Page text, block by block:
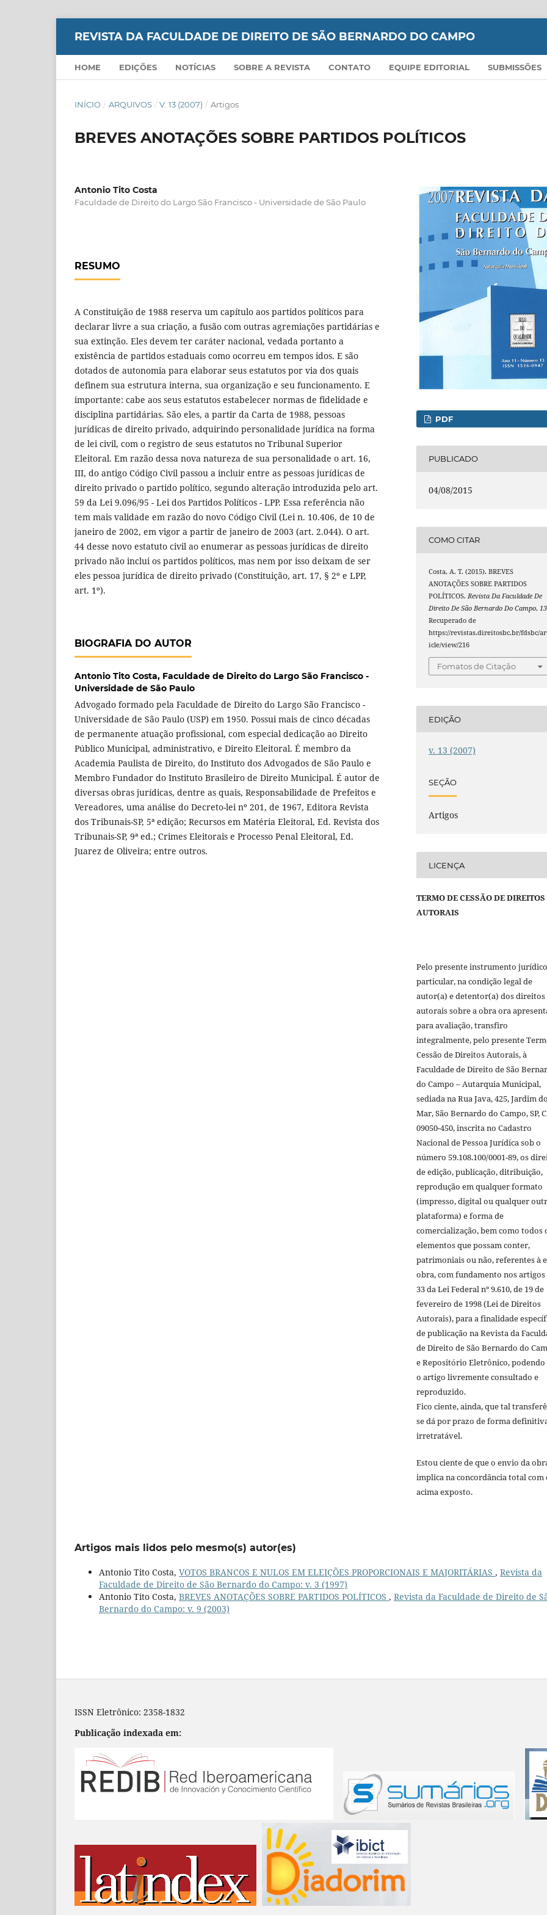
REVISTA DA FACULDADE DE DIREITO DE SÃO BERNARDO DO CAMPO
HOME EDIÇÕES NOTÍCIAS SOBRE A REVISTA CONTATO EQUIPE EDITORIAL SUBMISSÕES
INÍCIO / ARQUIVOS / V. 13 (2007) / Artigos
BREVES ANOTAÇÕES SOBRE PARTIDOS POLÍTICOS
Antonio Tito Costa
Faculdade de Direito do Largo São Francisco - Universidade de São Paulo
RESUMO
A Constituição de 1988 reserva um capítulo aos partidos políticos para
declarar livre a sua criação, a fusão com outras agremiações partidárias e
sua extinção. Eles devem ter caráter nacional, vedada portanto a
existência de partidos estaduais como ocorreu em tempos idos. E são
dotados de autonomia para elaborar seus estatutos por via dos quais
definem sua estrutura interna, sua organização e seu funcionamento. E
importante: cabe aos seus estatutos estabelecer normas de fidelidade e
disciplina partidárias. São eles, a partir da Carta de 1988, pessoas
jurídicas de direito privado, adquirindo personalidade jurídica na forma
de lei civil, com o registro de seus estatutos no Tribunal Superior
Eleitoral. Em razão dessa nova natureza de sua personalidade o art. 16,
III, do antigo Código Civil passou a incluir entre as pessoas jurídicas de
direito privado o partido político, segundo alteração introduzida pelo art.
59 da Lei 9.096/95 - Lei dos Partidos Políticos - LPP. Essa referência não
tem mais validade em razão do novo Código Civil (Lei n. 10.406, de 10 de
janeiro de 2002, em vigor a partir de janeiro de 2003 (art. 2.044). O art.
44 desse novo estatuto civil ao enumerar as pessoas jurídicas de direito
privado não inclui os partidos políticos, mas nem por isso deixam de ser
eles pessoa jurídica de direito privado (Constituição, art. 17, § 2º e LPP,
art. 1º).
BIOGRAFIA DO AUTOR
Antonio Tito Costa, Faculdade de Direito do Largo São Francisco -
Universidade de São Paulo
Advogado formado pela Faculdade de Direito do Largo São Francisco -
Universidade de São Paulo (USP) em 1950. Possui mais de cinco décadas
de permanente atuação profissional, com especial dedicação ao Direito
Público Municipal, administrativo, e Direito Eleitoral. É membro da
Academia Paulista de Direito, do Instituto dos Advogados de São Paulo e
Membro Fundador do Instituto Brasileiro de Direito Municipal. É autor de
diversas obras jurídicas, dentre as quais, Responsabilidade de Prefeitos e
Vereadores, uma análise do Decreto-lei nº 201, de 1967, Editora Revista
dos Tribunais-SP, 5ª edição; Recursos em Matéria Eleitoral, Ed. Revista dos
Tribunais-SP, 9ª ed.; Crimes Eleitorais e Processo Penal Eleitoral, Ed.
Juarez de Oliveira; entre outros.
PDF
PUBLICADO
04/08/2015
COMO CITAR
Costa, A. T. (2015). BREVES
ANOTAÇÕES SOBRE PARTIDOS
POLÍTICOS.Revista Da Faculdade De
Direito De São Bernardo Do Campo,13
Recuperado de
https://revistas.direitosbc.br/fdsbc/
icle/view/216
Fomatos de Citação
EDIÇÃO
v. 13 (2007)
SEÇÃO
Artigos
LICENÇA
TERMO DE CESSÃO DE DIREITOS
AUTORAIS
Pelo presente instrumento jurídico
particular, na condição legal de
autor(a) e detentor(a) dos direitos
autorais sobre a obra ora
para avaliação, transfiro
integralmente, pelo presente
Cessão de Direitos Autorais, à
Faculdade de Direito de São
do Campo – Autarquia Municipal,
sediada na Rua Java, 425, Jardim do
Mar, São Bernardo do Campo, SP,
09050-450, inscrita no Cadastro
Nacional de Pessoa Jurídica sob o
número 59.108.100/0001-89, os
de edição, publicação, ditribuição,
reprodução em qualquer formato
(impresso, digital ou qualquer
plataforma) e forma de
comercialização, bem como todos
elementos que possam conter,
patrimoniais ou não, referentes à
obra, com fundamento nos artigos
33 da Lei Federal nº 9.610, de 19 de
fevereiro de 1998 (Lei de Direitos
Autorais), para a finalidade
de publicação na Revista da
de Direito de São Bernardo do
e Repositório Eletrônico, podendo
o artigo livremente consultado e
reproduzido.
Fico ciente, ainda, que tal
se dá por prazo de forma
irretratável.
Estou ciente de que o envio da
implica na concordância total com
acima exposto.
Artigos mais lidos pelo mesmo(s) autor(es)
Antonio Tito Costa, VOTOS BRANCOS E NULOS EM ELEIÇÕES PROPORCIONAIS E MAJORITÁRIAS , Revista da
Faculdade de Direito de São Bernardo do Campo: v. 3 (1997)
Antonio Tito Costa, BREVES ANOTAÇÕES SOBRE PARTIDOS POLÍTICOS , Revista da Faculdade de Direito de
Bernardo do Campo: v. 9 (2003)
ISSN Eletrônico: 2358-1832
Publicação indexada em: